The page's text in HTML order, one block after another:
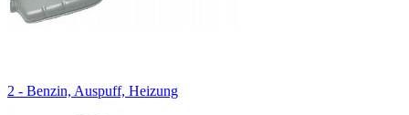
2 - Benzin, Auspuff, Heizung